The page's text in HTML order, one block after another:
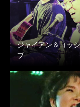
ジャイアン＆ヨッ
ブ